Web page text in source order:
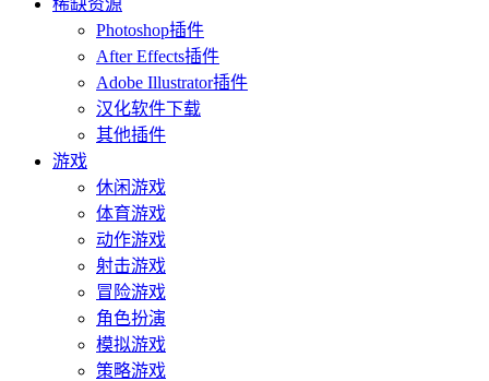
稀缺资源
Photoshop插件
After Effects插件
Adobe Illustrator插件
汉化软件下载
其他插件
游戏
休闲游戏
体育游戏
动作游戏
射击游戏
冒险游戏
角色扮演
模拟游戏
策略游戏